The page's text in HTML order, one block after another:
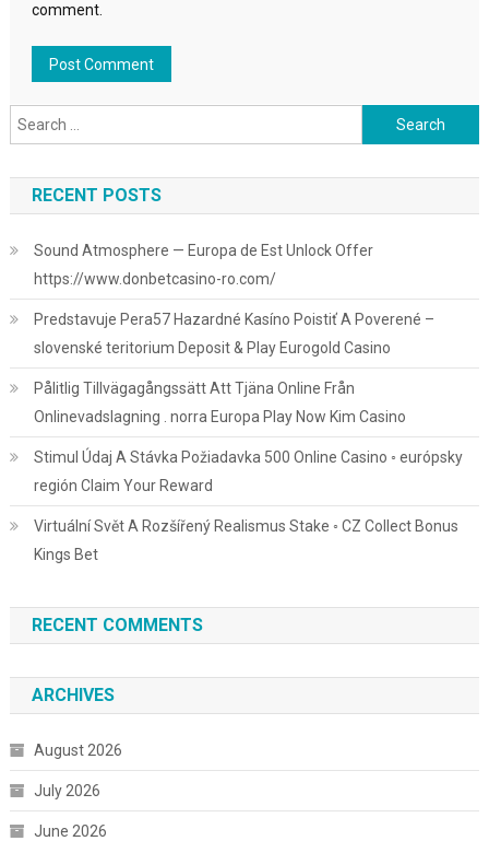
comment.
Search
for:
RECENT POSTS
Sound Atmosphere — Europa de Est Unlock Offer
https://www.donbetcasino-ro.com/
Predstavuje Pera57 Hazardné Kasíno Poistiť A Poverené –
slovenské teritorium Deposit & Play Eurogold Casino
Pålitlig Tillvägagångssätt Att Tjäna Online Från
Onlinevadslagning . norra Europa Play Now Kim Casino
Stimul Údaj A Stávka Požiadavka 500 Online Casino ◦ európsky
región Claim Your Reward
Virtuální Svět A Rozšířený Realismus Stake ◦ CZ Collect Bonus
Kings Bet
RECENT COMMENTS
ARCHIVES
August 2026
July 2026
June 2026